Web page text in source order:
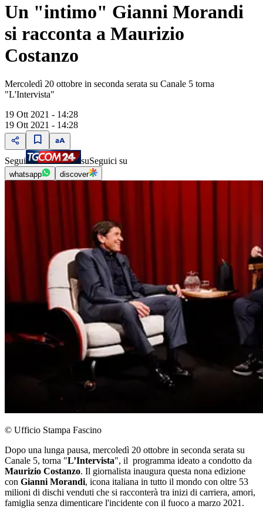
Un "intimo" Gianni Morandi
si racconta a Maurizio
Costanzo
Mercoledì 20 ottobre in seconda serata su Canale 5 torna
"L'Intervista"
19 Ott 2021 - 14:28
19 Ott 2021 - 14:28
Segui suSeguici su
whatsapp discover
© Ufficio Stampa Fascino
Dopo una lunga pausa, mercoledì 20 ottobre in seconda serata su
Canale 5, torna "L’Intervista", il programma ideato a condotto da
Maurizio Costanzo. Il giornalista inaugura questa nona edizione
con Gianni Morandi, icona italiana in tutto il mondo con oltre 53
milioni di dischi venduti che si racconterà tra inizi di carriera, amori,
famiglia senza dimenticare l'incidente con il fuoco a marzo 2021.